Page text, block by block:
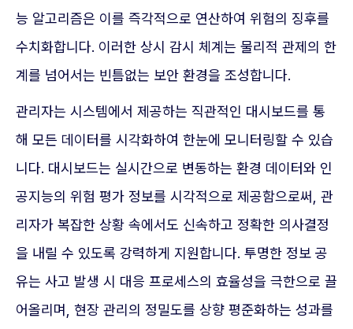
능 알고리즘은 이를 즉각적으로 연산하여 위험의 징후를
수치화합니다. 이러한 상시 감시 체계는 물리적 관제의 한
계를 넘어서는 빈틈없는 보안 환경을 조성합니다.
관리자는 시스템에서 제공하는 직관적인 대시보드를 통
해 모든 데이터를 시각화하여 한눈에 모니터링할 수 있습
니다. 대시보드는 실시간으로 변동하는 환경 데이터와 인
공지능의 위험 평가 정보를 시각적으로 제공함으로써, 관
리자가 복잡한 상황 속에서도 신속하고 정확한 의사결정
을 내릴 수 있도록 강력하게 지원합니다. 투명한 정보 공
유는 사고 발생 시 대응 프로세스의 효율성을 극한으로 끌
어올리며, 현장 관리의 정밀도를 상향 평준화하는 성과를